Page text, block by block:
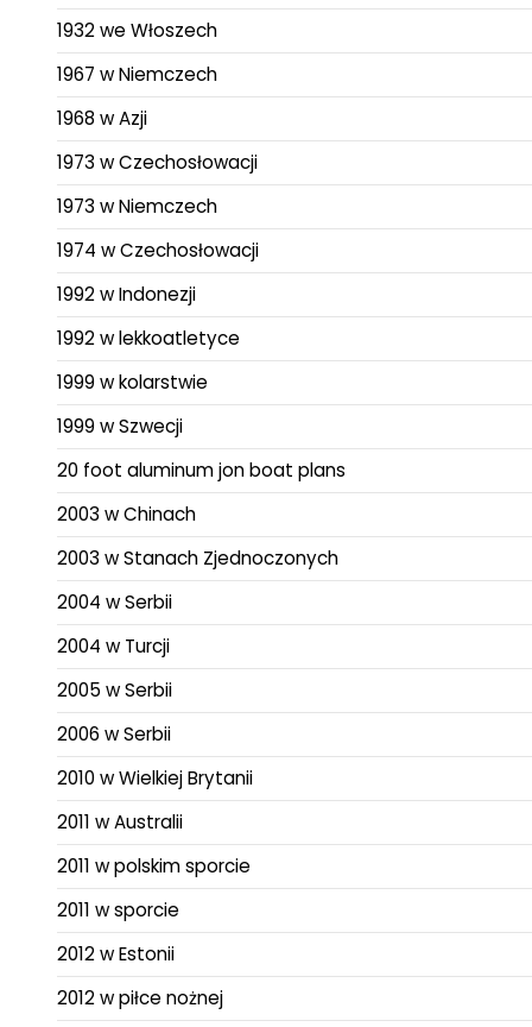
1932 we Włoszech
1967 w Niemczech
1968 w Azji
1973 w Czechosłowacji
1973 w Niemczech
1974 w Czechosłowacji
1992 w Indonezji
1992 w lekkoatletyce
1999 w kolarstwie
1999 w Szwecji
20 foot aluminum jon boat plans
2003 w Chinach
2003 w Stanach Zjednoczonych
2004 w Serbii
2004 w Turcji
2005 w Serbii
2006 w Serbii
2010 w Wielkiej Brytanii
2011 w Australii
2011 w polskim sporcie
2011 w sporcie
2012 w Estonii
2012 w piłce nożnej